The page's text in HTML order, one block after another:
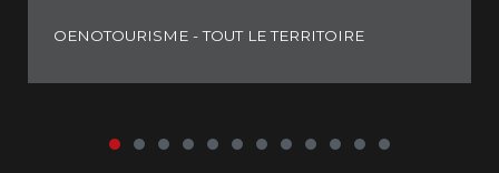
OENOTOURISME - TOUT LE TERRITOIRE